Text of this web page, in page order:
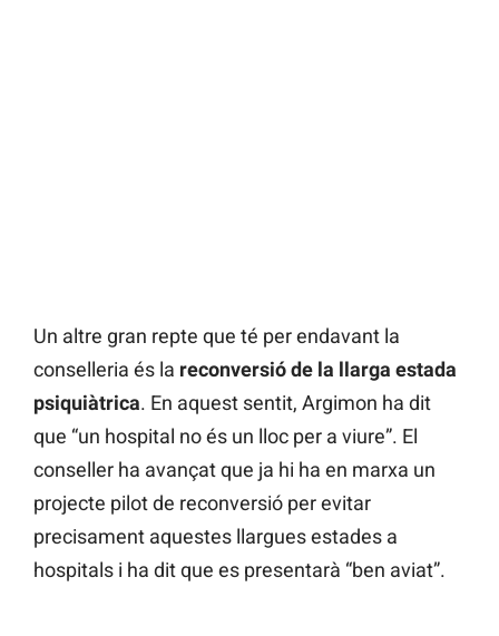
Un altre gran repte que té per endavant la
conselleria és la reconversió de la llarga estada
psiquiàtrica. En aquest sentit, Argimon ha dit
que “un hospital no és un lloc per a viure”. El
conseller ha avançat que ja hi ha en marxa un
projecte pilot de reconversió per evitar
precisament aquestes llargues estades a
hospitals i ha dit que es presentarà “ben aviat”.